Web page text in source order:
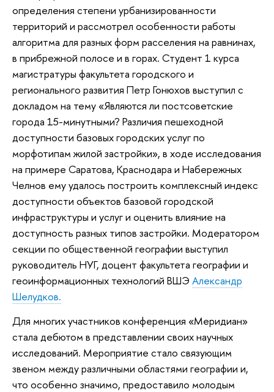
определения степени урбанизированности
территорий и рассмотрел особенности работы
алгоритма для разных форм расселения на равнинах,
в прибрежной полосе и в горах. Студент 1 курса
магистратуры факультета городского и
регионального развития Петр Гонюхов выступил с
докладом на тему «Являются ли постсоветские
города 15-минутными? Различия пешеходной
доступности базовых городских услуг по
морфотипам жилой застройки», в ходе исследования
на примере Саратова, Краснодара и Набережных
Челнов ему удалось построить комплексный индекс
доступности объектов базовой городской
инфраструктуры и услуг и оценить влияние на
доступность разных типов застройки. Модератором
секции по общественной географии выступил
руководитель НУГ, доцент факультета географии и
геоинформационных технологий ВШЭ Александр
Шелудков.
Для многих участников конференция «Меридиан»
стала дебютом в представлении своих научных
исследований. Мероприятие стало связующим
звеном между различными областями географии и,
что особенно значимо, предоставило молодым